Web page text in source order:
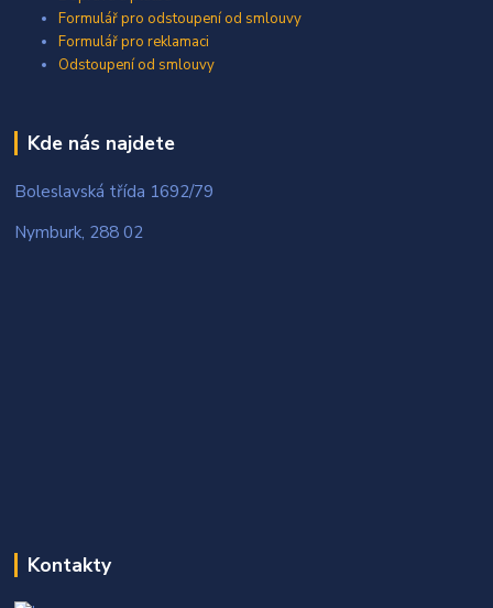
Formulář pro odstoupení od smlouvy
Formulář pro reklamaci
Odstoupení od smlouvy
Kde nás najdete
Boleslavská třída 1692/79
Nymburk, 288 02
Kontakty